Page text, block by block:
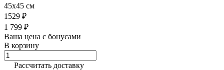
45х45 см
1529 ₽
1 799 ₽
Ваша цена с бонусами
В корзину
Рассчитать доставку